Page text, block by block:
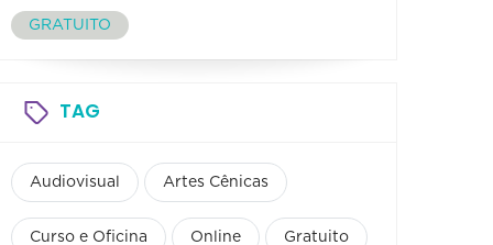
GRATUITO
TAG
Audiovisual Artes Cênicas
Curso e Oficina Online Gratuito